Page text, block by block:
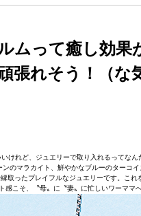
ムって癒し効
張れそう！（な
れど、ジュエリーで取り入れるってな
のマラカイト、鮮やかなブルーのターコ
取ったプレイフルなジュエリーです。こ
こそ、〝母〟に〝妻〟に忙しいワーママ